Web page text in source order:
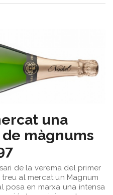
una
màgnums
de la verema del primer
al mercat un Magnum
posa en marxa una intensa